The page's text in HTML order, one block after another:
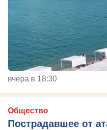
вчера в 18:30
Общество
Пострадавшее от